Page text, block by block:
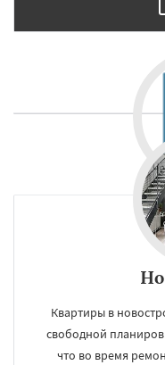
Шаховская
Квартиры в
свободной
что во время
УЗНАТЬ